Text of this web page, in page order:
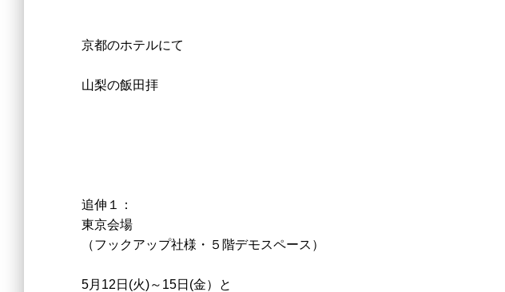
京都のホテルにて
山梨の飯田拝
追伸１：
東京会場
（フックアップ社様・５階デモスペース）
5月12日(火)～15日(金）と